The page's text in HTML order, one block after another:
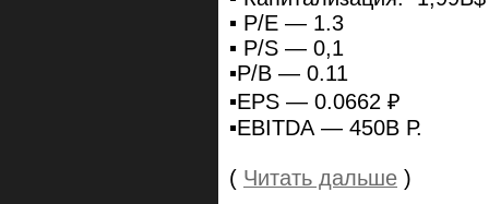
▪️ P/E — 1.3
▪️ P/S — 0,1
▪️P/B — 0.11
▪️EPS — 0.0662 ₽
▪️EBITDA — 450B Р.
( Читать дальше )